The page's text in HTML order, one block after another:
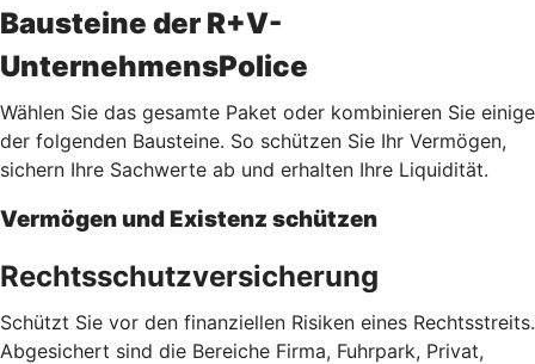
Bausteine der R+V-
UnternehmensPolice
Wählen Sie das gesamte Paket oder kombinieren Sie einige
der folgenden Bausteine. So schützen Sie Ihr Vermögen,
sichern Ihre Sachwerte ab und erhalten Ihre Liquidität.
Vermögen und Existenz schützen
Rechtsschutzversicherung
Schützt Sie vor den finanziellen Risiken eines Rechtsstreits.
Abgesichert sind die Bereiche Firma, Fuhrpark, Privat,